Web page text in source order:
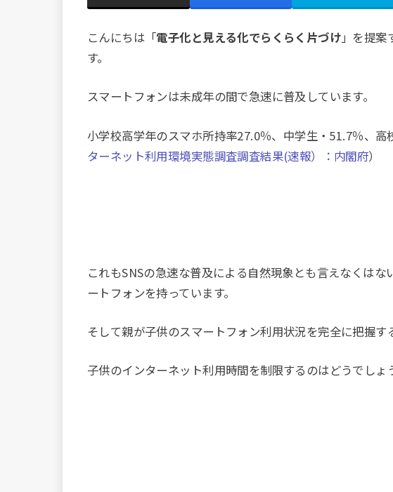
こんにちは「電子化と見える化でらくらく片づけ」を提案
す。
スマートフォンは未成年の間で急速に普及しています。
小学校高学年のスマホ所持率27.0％、中学生・51.7％、高
ターネット利用環境実態調査調査結果(速報）：内閣府）
これもSNSの急速な普及による自然現象とも言えなくは
ートフォンを持っています。
そして親が子供のスマートフォン利用状況を完全に把握す
子供のインターネット利用時間を制限するのはどうでしょ